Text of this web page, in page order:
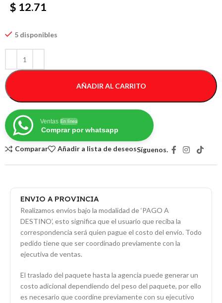
$ 12.71
5 disponibles
AÑADIR AL CARRITO
Ventas En línea
Comprar por whatsapp
Comparar Añadir a lista de deseosSíguenos.
ENVIO A PROVINCIA
Realizamos envíos bajo la modalidad de ‘PAGO A
DESTINO’, esto significa que el usuario que reciba la
correspondencia será quien pague el costo del envío. Todo
pedido tiene que ser coordinado previamente con la
ejecutiva de ventas.
El traslado del paquete hasta la agencia puede generar un
costo adicional dependiendo del peso del paquete, por ello
es necesario que coordine previamente con su ejecutivo